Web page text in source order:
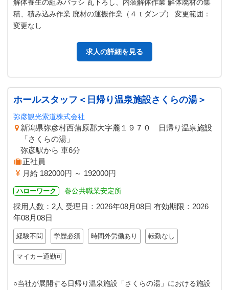
解体養生の組みバラシ 瓦下ろし、内装解体作業 解体廃材の集
積、積み込み作業 廃材の運搬作業（４ｔダンプ） 変更範囲：
変更なし
求人の詳細を見る
ホールスタッフ＜日帰り温泉施設さくらの湯＞
弥彦観光索道株式会社
新潟県弥彦村西蒲原郡大字麓１９７０ 日帰り温泉施設
「さくらの湯」
弥彦駅から 車6分
正社員
月給 182000円 ～ 192000円
ハローワーク 巻公共職業安定所
採用人数：2人 受理日： 2026年08月08日 有効期限： 2026
年08月08日
経験不問 学歴必須 時間外労働あり 転勤なし
マイカー通勤可
○当社が展開する日帰り温泉施設「さくらの湯」における施設